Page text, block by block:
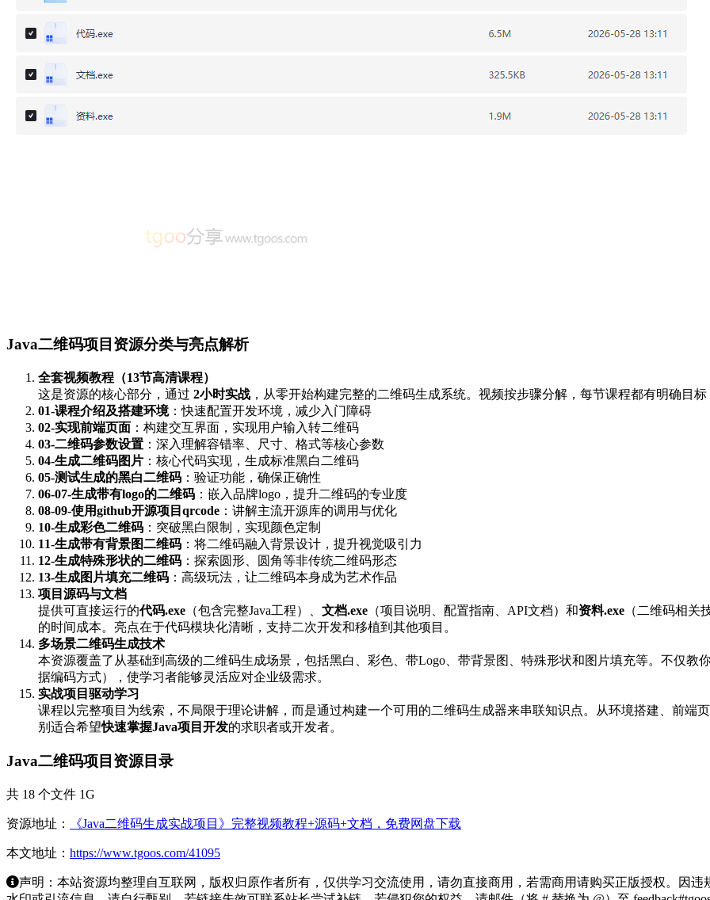
Java二维码项目资源分类与亮点解析
全套视频教程（13节高清课程）
这是资源的核心部分，通过 2小时实战 ，从零开始构建完整的二维码生成系统。视频按步骤分解，每节课程都有明确目
01-课程介绍及搭建环境：快速配置开发环境，减少入门障碍
02-实现前端页面 ：构建交互界面，实现用户输入转二维码
03-二维码参数设置 ：深入理解容错率、尺寸、格式等核心参数
04-生成二维码图片 ：核心代码实现，生成标准黑白二维码
05-测试生成的黑白二维码 ：验证功能，确保正确性
06-07-生成带有logo的二维码 ：嵌入品牌logo，提升二维码的专业度
08-09-使用github开源项目qrcode ：讲解主流开源库的调用与优化
10-生成彩色二维码 ：突破黑白限制，实现颜色定制
11-生成带有背景图二维码 ：将二维码融入背景设计，提升视觉吸引力
12-生成特殊形状的二维码 ：探索圆形、圆角等非传统二维码形态
13-生成图片填充二维码 ：高级玩法，让二维码本身成为艺术作品
项目源码与文档
提供可直接运行的代码.exe （包含完整Java工程）、 文档.exe （项目说明、配置指南、API文档）和资料.exe （二维码相关
的时间成本。亮点在于代码模块化清晰，支持二次开发和移植到其他项目。
多场景二维码生成技术
本资源覆盖了从基础到高级的二维码生成场景，包括黑白、彩色、带Logo、带背景图、特殊形状和图片填充等。不仅教
据编码方式），使学习者能够灵活应对企业级需求。
实战项目驱动学习
课程以完整项目为线索，不局限于理论讲解，而是通过构建一个可用的二维码生成器来串联知识点。从环境搭建、前端
别适合希望快速掌握Java项目开发的求职者或开发者。
Java二维码项目资源目录
共 18 个文件 1G
资源地址： 《Java二维码生成实战项目》完整视频教程+源码+文档，免费网盘下载
本文地址： https://www.tgoos.com/41095
声明：本站资源均整理自互联网，版权归原作者所有，仅供学习交流使用，请勿直接商用，若需商用请购买正版授权。因